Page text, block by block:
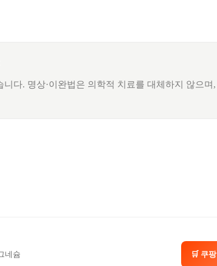
다. 명상·이완법은 의학적 치료를 대체하지 않으며,
네슘 🛒 쿠팡